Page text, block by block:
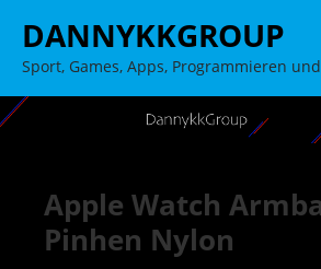
Inhalt
springen
DANNYKKGROUP
Sport, Games, Apps, Programmieren
Apple Watch
Pinhen Nylon